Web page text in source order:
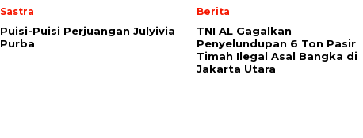
Sastra
Puisi-Puisi Perjuangan Julyivia
Purba
Berita
TNI AL Gagalkan
Penyelundupan 6 Ton Pasir
Timah Ilegal Asal Bangka di
Jakarta Utara